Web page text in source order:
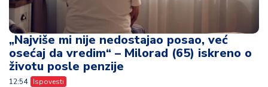
„Najviše mi nije nedostajao posao, već
osećaj da vredim“ – Milorad (65) iskreno o
životu posle penzije
12:54 Ispovesti